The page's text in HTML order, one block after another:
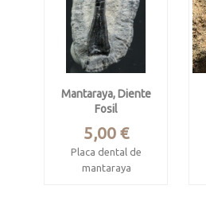
Mantaraya, Diente
Fosil
Precio
5,00 €
Placa dental de
mantaraya